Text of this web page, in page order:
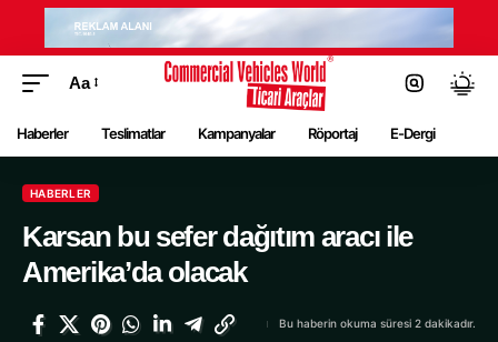
Aa
Haberler Teslimatlar Kampanyalar Röportaj E-Dergi
HABERLER
Karsan bu sefer dağıtım aracı ile
Amerika’da olacak
Bu haberin okuma süresi 2 dakikadır.